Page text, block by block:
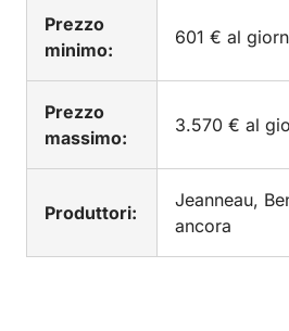
Prezzo
minimo:
601 € al
Prezzo
massimo:
3.570 € al
Produttori:
Jeanneau,
ancora